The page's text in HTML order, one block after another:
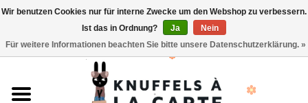
Wir benutzen Cookies nur für interne Zwecke um den Webshop zu verbessern.
Ist das in Ordnung?
Ja
Nein
Für weitere Informationen beachten Sie bitte unsere Datenschutzerklärung. »